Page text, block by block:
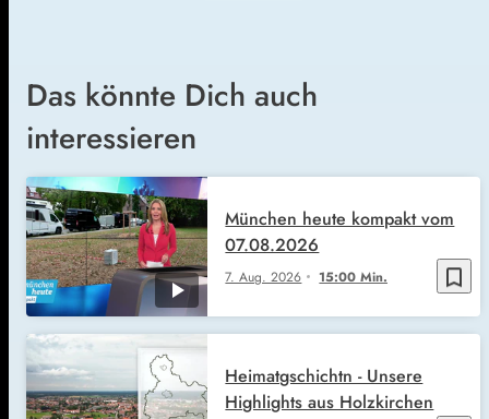
Das könnte Dich auch
interessieren
bookmark_border
7. Aug. 2026 15:00 Min.
München heute kompakt vom
07.08.2026
Heimatgschichtn - Unsere
Highlights aus Holzkirchen